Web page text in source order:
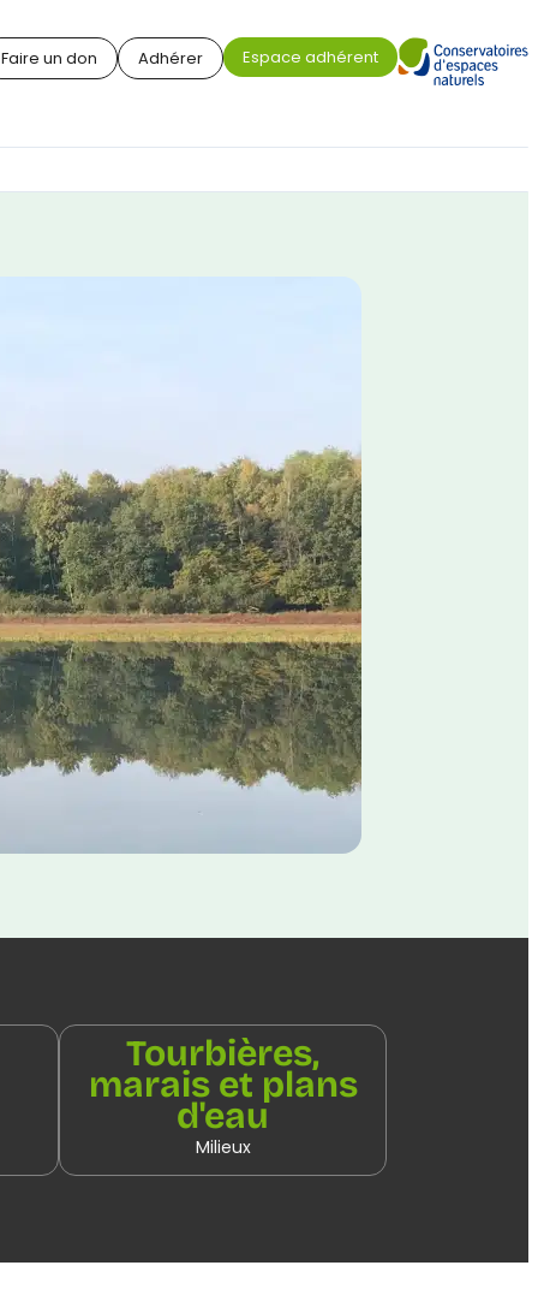
Faire un don Adhérer Espace adhérent
Tourbières,
marais et plans
d'eau
Milieux